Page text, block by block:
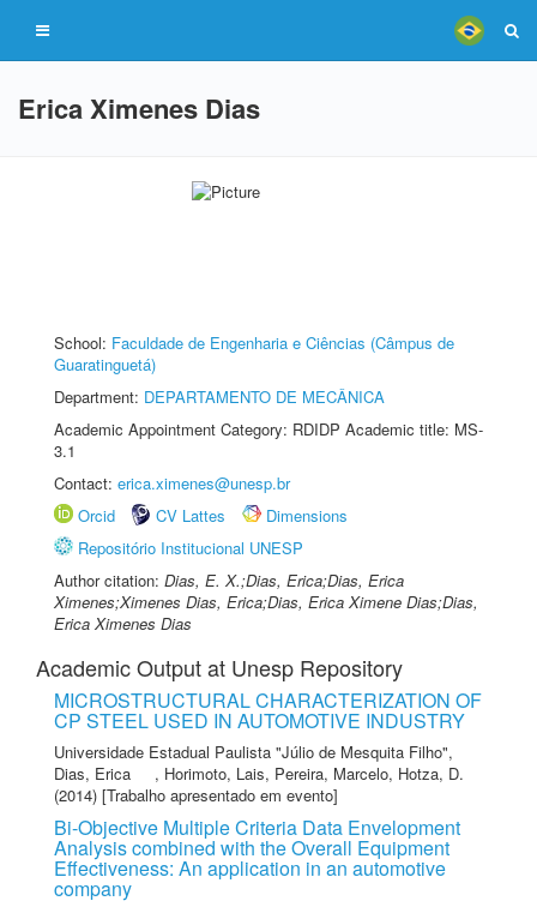
Erica Ximenes Dias
School: Faculdade de Engenharia e Ciências (Câmpus de
Guaratinguetá)
Department: DEPARTAMENTO DE MECÂNICA
Academic Appointment Category: RDIDP Academic title: MS-
3.1
Contact: erica.ximenes@unesp.br
Orcid
CV Lattes
Dimensions
Repositório Institucional UNESP
Author citation: Dias, E. X.;Dias, Erica;Dias, Erica
Ximenes;Ximenes Dias, Erica;Dias, Erica Ximene Dias;Dias,
Erica Ximenes Dias
Academic Output at Unesp Repository
MICROSTRUCTURAL CHARACTERIZATION OF
CP STEEL USED IN AUTOMOTIVE INDUSTRY
Universidade Estadual Paulista "Júlio de Mesquita Filho",
Dias, Erica
, Horimoto, Lais, Pereira, Marcelo, Hotza, D.
(2014) [Trabalho apresentado em evento]
Bi-Objective Multiple Criteria Data Envelopment
Analysis combined with the Overall Equipment
Effectiveness: An application in an automotive
company